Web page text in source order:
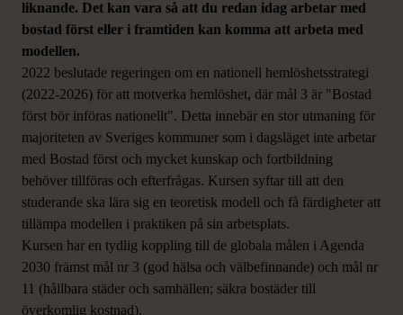
liknande. Det kan vara så att du redan idag arbetar med
bostad först eller i framtiden kan komma att arbeta med
modellen.
2022 beslutade regeringen om en nationell hemlöshetsstrategi
(2022-2026) för att motverka hemlöshet, där mål 3 är "Bostad
först bör införas nationellt". Detta innebär en stor utmaning för
majoriteten av Sveriges kommuner som i dagsläget inte arbetar
med Bostad först och mycket kunskap och fortbildning
behöver tillföras och efterfrågas. Kursen syftar till att den
studerande ska lära sig en teoretisk modell och få färdigheter att
tillämpa modellen i praktiken på sin arbetsplats.
Kursen har en tydlig koppling till de globala målen i Agenda
2030 främst mål nr 3 (god hälsa och välbefinnande) och mål nr
11 (hållbara städer och samhällen; säkra bostäder till
överkomlig kostnad).